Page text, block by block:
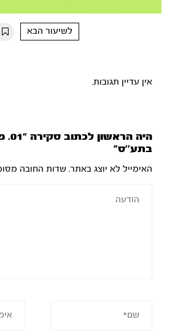
לשיעור הבא
אין עדיין תגובות.
היה
בתע’’ס”
האימייל לא יוצג באתר. שדות החובה